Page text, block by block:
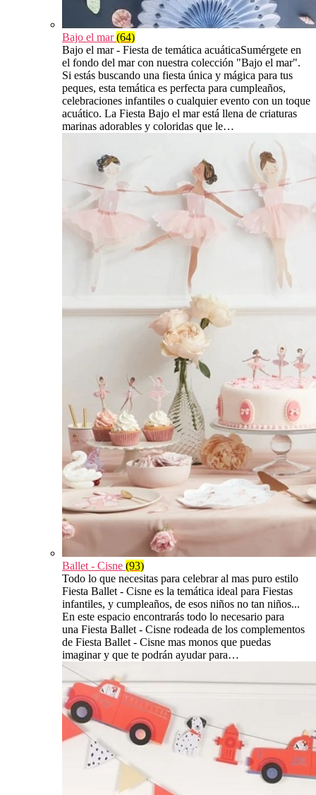
Bajo el mar(64)
Bajo el mar - Fiesta de temática acuáticaSumérgete en
el fondo del mar con nuestra colección "Bajo el mar".
Si estás buscando una fiesta única y mágica para tus
peques, esta temática es perfecta para cumpleaños,
celebraciones infantiles o cualquier evento con un toque
acuático. La Fiesta Bajo el mar está llena de criaturas
marinas adorables y coloridas que le…
Ballet - Cisne (93)
Todo lo que necesitas para celebrar al mas puro estilo
Fiesta Ballet - Cisne es la temática ideal para Fiestas
infantiles, y cumpleaños, de esos niños no tan niños...
En este espacio encontrarás todo lo necesario para
una Fiesta Ballet - Cisne rodeada de los complementos
de Fiesta Ballet - Cisne mas monos que puedas
imaginar y que te podrán ayudar para…